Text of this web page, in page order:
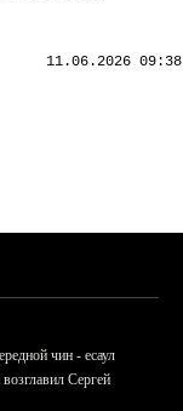
11.06.2026
чин - есаул
Сергей